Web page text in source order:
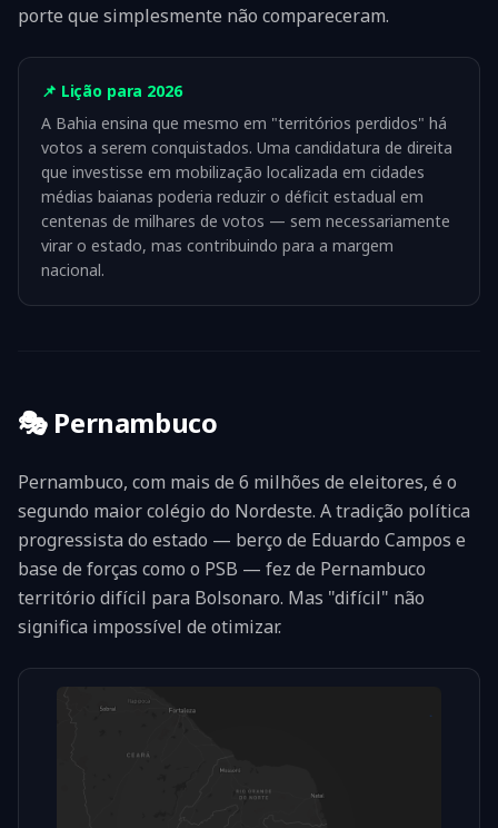
porte que simplesmente não compareceram.
📌 Lição para 2026
A Bahia ensina que mesmo em "territórios perdidos" há
votos a serem conquistados. Uma candidatura de direita
que investisse em mobilização localizada em cidades
médias baianas poderia reduzir o déficit estadual em
centenas de milhares de votos — sem necessariamente
virar o estado, mas contribuindo para a margem
nacional.
🎭 Pernambuco
Pernambuco, com mais de 6 milhões de eleitores, é o
segundo maior colégio do Nordeste. A tradição política
progressista do estado — berço de Eduardo Campos e
base de forças como o PSB — fez de Pernambuco
território difícil para Bolsonaro. Mas "difícil" não
significa impossível de otimizar.